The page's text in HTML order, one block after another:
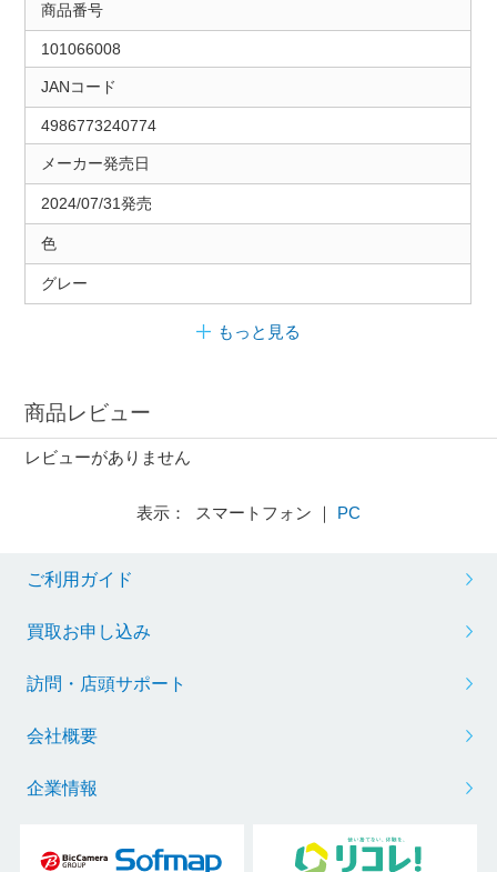
商品番号
101066008
JANコード
4986773240774
メーカー発売日
2024/07/31発売
色
グレー
もっと見る
商品レビュー
レビューがありません
表示： スマートフォン ｜ PC
ご利用ガイド
買取お申し込み
訪問・店頭サポート
会社概要
企業情報